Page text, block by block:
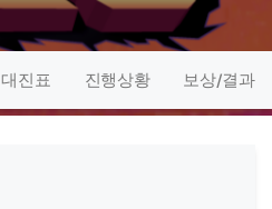
대진표 진행상황 보상/결과